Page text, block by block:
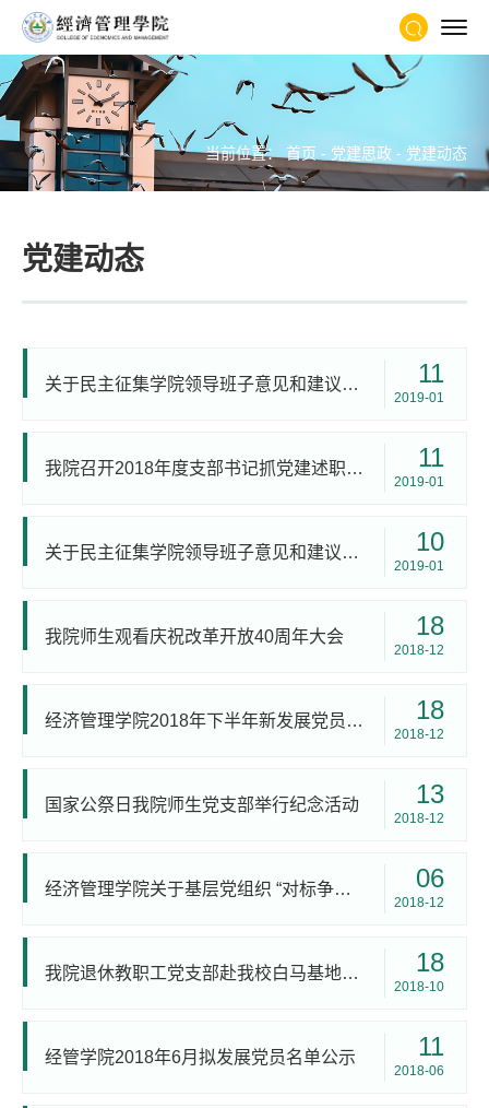
当前位置： 首页 - 党建思政 - 党建动态
党建动态
关于民主征集学院领导班子意见和建议座谈会的通知 11
2019-01
我院召开2018年度支部书记抓党建述职评议会议 11
2019-01
关于民主征集学院领导班子意见和建议的通知 10
2019-01
我院师生观看庆祝改革开放40周年大会 18
2018-12
经济管理学院2018年下半年新发展党员公示 18
2018-12
国家公祭日我院师生党支部举行纪念活动 13
2018-12
经济管理学院关于基层党组织 “对标争先”建设计划的实施方案 06
2018-12
我院退休教职工党支部赴我校白马基地、红色李巷开展党日活动 18
2018-10
经管学院2018年6月拟发展党员名单公示 11
2018-06